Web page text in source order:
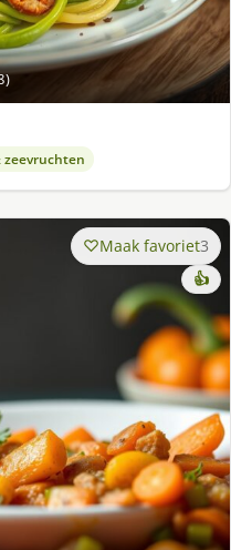
zeevruchten
Maak favoriet3
👍